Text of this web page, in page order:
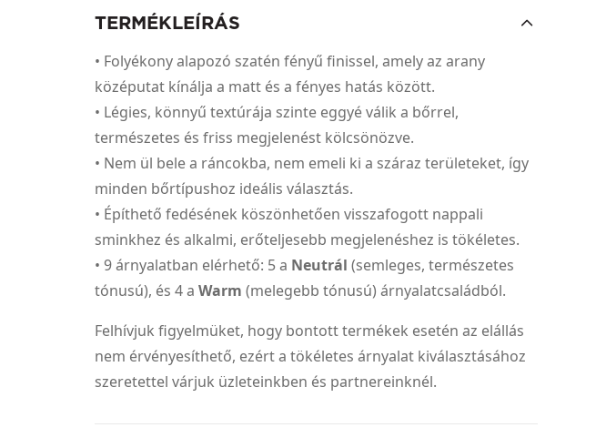
TERMÉKLEÍRÁS
• Folyékony alapozó szatén fényű finissel, amely az arany
középutat kínálja a matt és a fényes hatás között.
• Légies, könnyű textúrája szinte eggyé válik a bőrrel,
természetes és friss megjelenést kölcsönözve.
• Nem ül bele a ráncokba, nem emeli ki a száraz területeket, így
minden bőrtípushoz ideális választás.
• Építhető fedésének köszönhetően visszafogott nappali
sminkhez és alkalmi, erőteljesebb megjelenéshez is tökéletes.
• 9 árnyalatban elérhető: 5 a Neutrál (semleges, természetes
tónusú), és 4 aWarm (melegebb tónusú) árnyalatcsaládból.
Felhívjuk figyelmüket, hogy bontott termékek esetén az elállás
nem érvényesíthető, ezért a tökéletes árnyalat kiválasztásához
szeretettel várjuk üzleteinkben és partnereinknél.